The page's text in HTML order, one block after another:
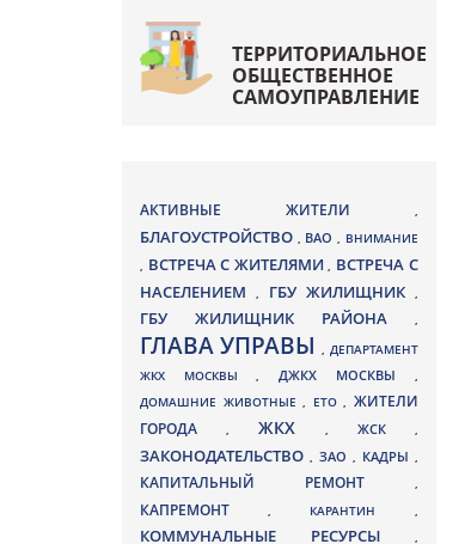
ТЕРРИТОРИАЛЬНОЕ
ОБЩЕСТВЕННОЕ
САМОУПРАВЛЕНИЕ
АКТИВНЫЕ ЖИТЕЛИ ,
БЛАГОУСТРОЙСТВО , ВАО , ВНИМАНИЕ
, ВСТРЕЧА С ЖИТЕЛЯМИ, ВСТРЕЧА С
НАСЕЛЕНИЕМ
, ГБУ ЖИЛИЩНИК ,
ГБУ ЖИЛИЩНИК РАЙОНА ,
ГЛАВА УПРАВЫ, ДЕПАРТАМЕНТ
ЖКХ МОСКВЫ,ДЖКХ МОСКВЫ ,
ДОМАШНИЕ ЖИВОТНЫЕ , ЕТО , ЖИТЕЛИ
ГОРОДА
, ЖКХ , ЖСК ,
ЗАКОНОДАТЕЛЬСТВО , ЗАО , КАДРЫ ,
КАПИТАЛЬНЫЙ РЕМОНТ ,
КАПРЕМОНТ , КАРАНТИН ,
КОММУНАЛЬНЫЕ РЕСУРСЫ ,